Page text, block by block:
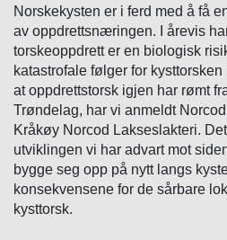
Norskekysten er i ferd med å få
av oppdrettsnæringen. I årevis
torskeoppdrett er en biologisk
katastrofale følger for
at oppdrettstorsk igjen har rømt
Trøndelag, har vi anmeldt
Kråkøy Norcod Lakseslakteri.
utviklingen vi har advart mot
bygge seg opp på nytt langs
konsekvensene for de sårbare
kysttorsk.